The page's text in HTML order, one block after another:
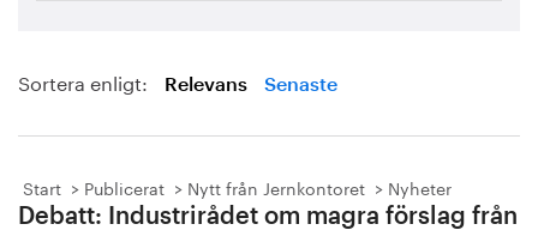
Sortera enligt: Relevans Senaste
Start Publicerat Nytt från Jernkontoret Nyheter
Debatt: Industrirådet om magra förslag från